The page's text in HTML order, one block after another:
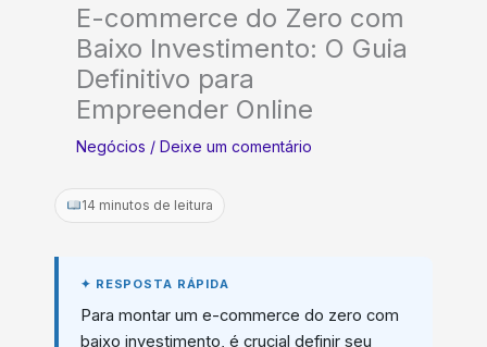
E-commerce do Zero com
Baixo Investimento: O Guia
Definitivo para
Empreender Online
Negócios / Deixe um comentário
14 minutos de leitura
Para montar um e-commerce do zero com
baixo investimento, é crucial definir seu